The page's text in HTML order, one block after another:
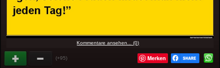
Kommentare ansehen... (0)
(+95) Merken